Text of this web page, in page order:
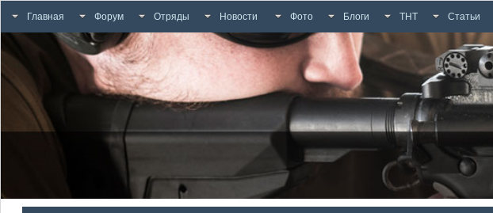
Главная Форум Отряды Новости Фото Блоги ТНТ Статьи